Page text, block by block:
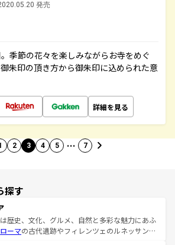
発売
季節の花々を楽しみながらお寺をめぐ
朱印の頂き方から御朱印に込められた意
詳細を見る
2 3 4 5 … 7
探す
歴史、文化、グルメ、自然と多彩な魅力にあふ
ローマの古代遺跡やフィレンツェのルネッサンス